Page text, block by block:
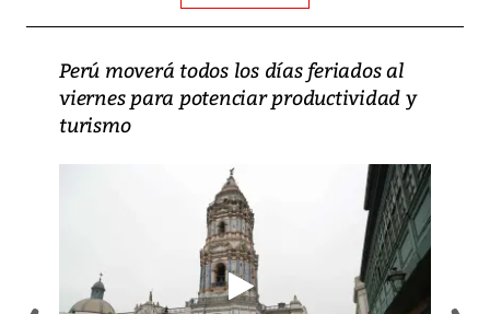
Perú moverá todos los días feriados al
viernes para potenciar productividad y
turismo